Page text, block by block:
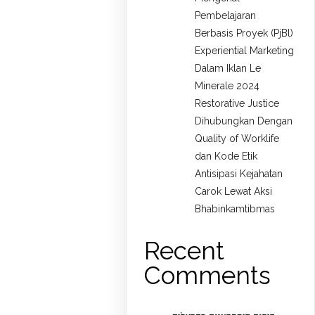
Pembelajaran
Berbasis Proyek (PjBl)
Experiential Marketing
Dalam Iklan Le
Minerale 2024
Restorative Justice
Dihubungkan Dengan
Quality of Worklife
dan Kode Etik
Antisipasi Kejahatan
Carok Lewat Aksi
Bhabinkamtibmas
Recent
Comments